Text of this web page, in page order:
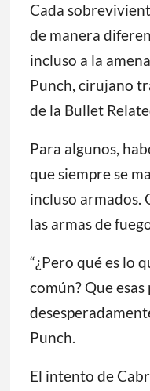
Cada
de manera
incluso a la
Punch, cirujano
de la Bullet
Para algunos,
que siempre se
incluso armados.
las armas de
“¿Pero qué es lo
común? Que
Punch.
El intento de